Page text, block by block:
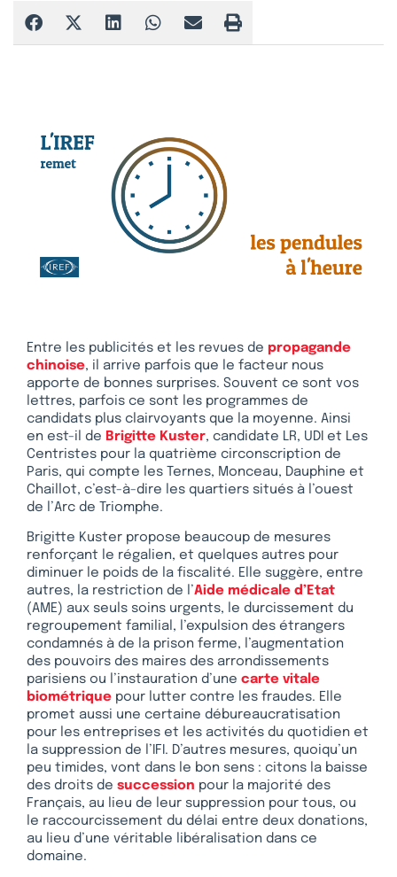
Entre les publicités et les revues de propagande
chinoise, il arrive parfois que le facteur nous
apporte de bonnes surprises. Souvent ce sont vos
lettres, parfois ce sont les programmes de
candidats plus clairvoyants que la moyenne. Ainsi
en est-il de Brigitte Kuster, candidate LR, UDI et Les
Centristes pour la quatrième circonscription de
Paris, qui compte les Ternes, Monceau, Dauphine et
Chaillot, c’est-à-dire les quartiers situés à l’ouest
de l’Arc de Triomphe.
Brigitte Kuster propose beaucoup de mesures
renforçant le régalien, et quelques autres pour
diminuer le poids de la fiscalité. Elle suggère, entre
autres, la restriction de l’Aide médicale d’Etat
(AME) aux seuls soins urgents, le durcissement du
regroupement familial, l’expulsion des étrangers
condamnés à de la prison ferme, l’augmentation
des pouvoirs des maires des arrondissements
parisiens ou l’instauration d’une carte vitale
biométrique pour lutter contre les fraudes. Elle
promet aussi une certaine débureaucratisation
pour les entreprises et les activités du quotidien et
la suppression de l’IFI. D’autres mesures, quoiqu’un
peu timides, vont dans le bon sens : citons la baisse
des droits de succession pour la majorité des
Français, au lieu de leur suppression pour tous, ou
le raccourcissement du délai entre deux donations,
au lieu d’une véritable libéralisation dans ce
domaine.